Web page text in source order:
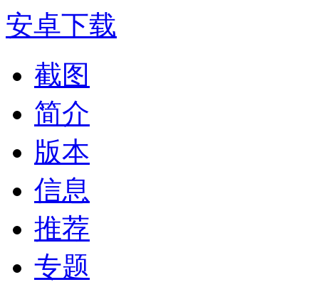
安卓下载
截图
简介
版本
信息
推荐
专题